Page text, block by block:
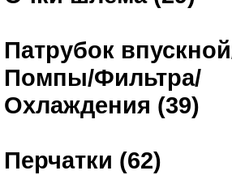
Патрубок
Помпы/Фильтра/
Охлаждения (39)
Перчатки (62)